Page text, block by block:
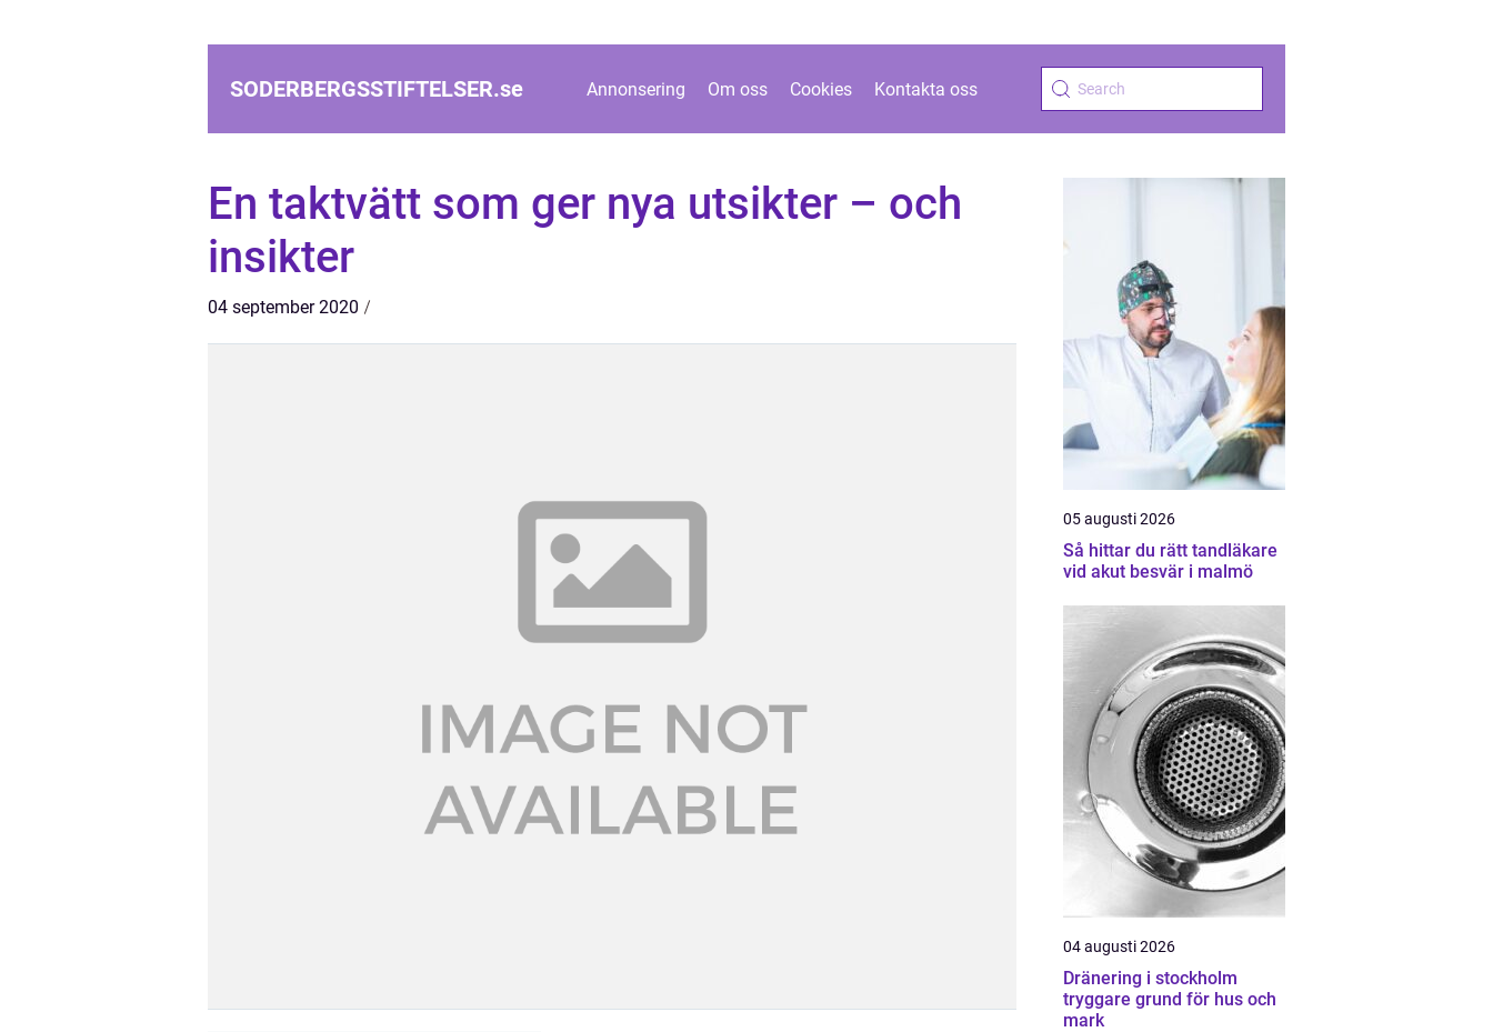
SODERBERGSSTIFTELSER.se Annonsering Om oss Cookies Kontakta oss
En taktvätt som ger nya utsikter – och
insikter
04 september 2020
05 augusti 2026
Så hittar du rätt tandläkare
vid akut besvär i malmö
04 augusti 2026
Dränering i stockholm
tryggare grund för hus och
mark